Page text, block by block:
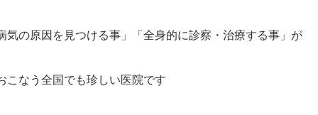
気の原因を見つける事」「全身的に診察・治療する事」が
こなう全国でも珍しい医院です